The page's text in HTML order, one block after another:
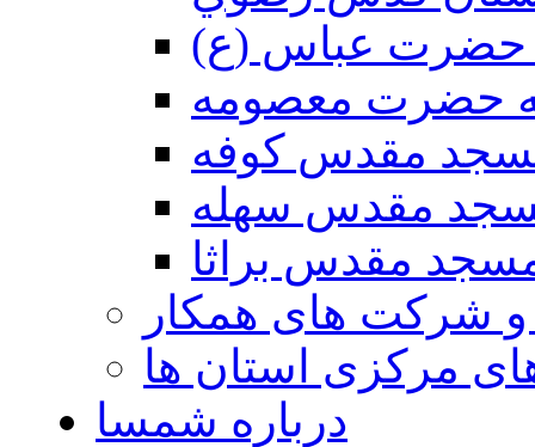
حضرت عباس (ع)
حضرت معصومه
مقدس كوفه
مقدس سهله
مقدس براثا
و شرکت های همکار
مرکزی استان ها
درباره شمسا